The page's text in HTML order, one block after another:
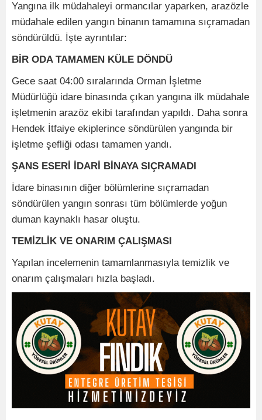
Yangına ilk müdahaleyi ormancılar yaparken, arazözle
müdahale edilen yangın binanın tamamına sıçramadan
söndürüldü. İşte ayrıntılar:
BİR ODA TAMAMEN KÜLE DÖNDÜ
Gece saat 04:00 sıralarında Orman İşletme
Müdürlüğü idare binasında çıkan yangına ilk müdahale
işletmenin arazöz ekibi tarafından yapıldı. Daha sonra
Hendek İtfaiye ekiplerince söndürülen yangında bir
işletme şefliği odası tamamen yandı.
ŞANS ESERİ İDARİ BİNAYA SIÇRAMADI
İdare binasının diğer bölümlerine sıçramadan
söndürülen yangın sonrası tüm bölümlerde yoğun
duman kaynaklı hasar oluştu.
TEMİZLİK VE ONARIM ÇALIŞMASI
Yapılan incelemenin tamamlanmasıyla temizlik ve
onarım çalışmaları hızla başladı.